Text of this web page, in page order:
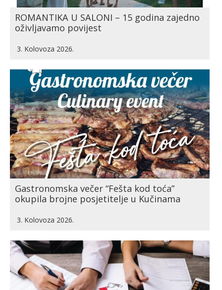
ROMANTIKA U SALONI – 15 godina zajedno
oživljavamo povijest
3. Kolovoza 2026.
Gastronomska večer “Fešta kod toća”
okupila brojne posjetitelje u Kučinama
3. Kolovoza 2026.